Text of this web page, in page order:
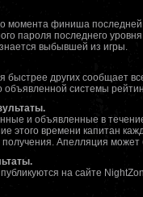
момента финиша
пароля последнего
выбывшей из игры.
быстрее других сообщает
системы
и объявленные в
этого времени капитан
Апелляция
на сайте